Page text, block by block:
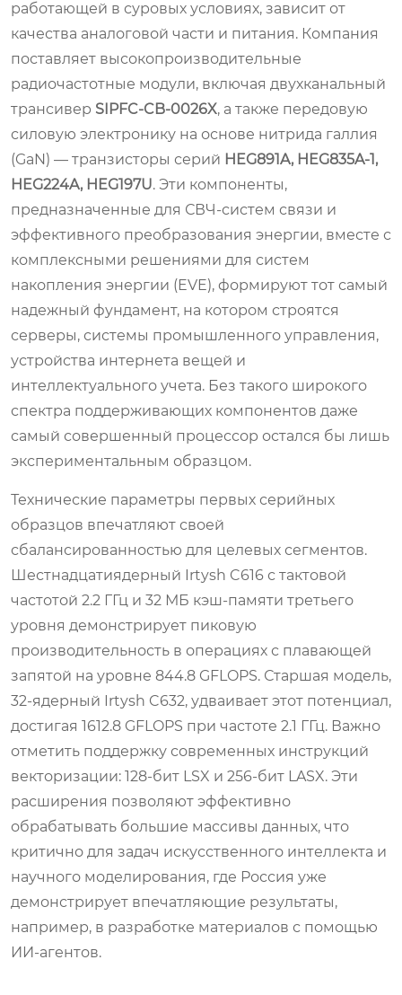
работающей в суровых условиях, зависит от
качества аналоговой части и питания. Компания
поставляет высокопроизводительные
радиочастотные модули, включая двухканальный
трансивер SIPFC‑CB‑0026X, а также передовую
силовую электронику на основе нитрида галлия
(GaN) — транзисторы серий HEG891A, HEG835A‑1,
HEG224A, HEG197U. Эти компоненты,
предназначенные для СВЧ-систем связи и
эффективного преобразования энергии, вместе с
комплексными решениями для систем
накопления энергии (EVE), формируют тот самый
надежный фундамент, на котором строятся
серверы, системы промышленного управления,
устройства интернета вещей и
интеллектуального учета. Без такого широкого
спектра поддерживающих компонентов даже
самый совершенный процессор остался бы лишь
экспериментальным образцом.
Технические параметры первых серийных
образцов впечатляют своей
сбалансированностью для целевых сегментов.
Шестнадцатиядерный Irtysh C616 с тактовой
частотой 2.2 ГГц и 32 МБ кэш-памяти третьего
уровня демонстрирует пиковую
производительность в операциях с плавающей
запятой на уровне 844.8 GFLOPS. Старшая модель,
32-ядерный Irtysh C632, удваивает этот потенциал,
достигая 1612.8 GFLOPS при частоте 2.1 ГГц. Важно
отметить поддержку современных инструкций
векторизации: 128-бит LSX и 256-бит LASX. Эти
расширения позволяют эффективно
обрабатывать большие массивы данных, что
критично для задач искусственного интеллекта и
научного моделирования, где Россия уже
демонстрирует впечатляющие результаты,
например, в разработке материалов с помощью
ИИ-агентов.